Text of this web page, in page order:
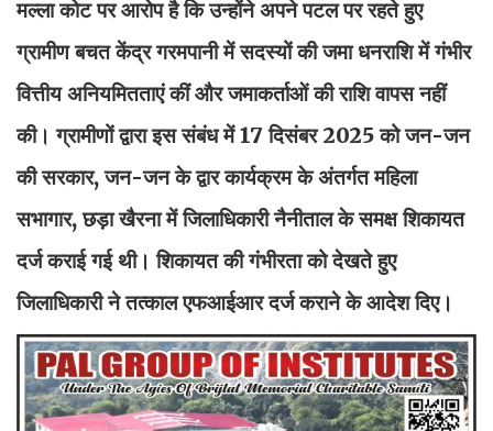
मल्ला कोट पर आरोप है कि उन्होंने अपने पटल पर रहते हुए
ग्रामीण बचत केंद्र गरमपानी में सदस्यों की जमा धनराशि में गंभीर
वित्तीय अनियमितताएं कीं और जमाकर्ताओं की राशि वापस नहीं
की। ग्रामीणों द्वारा इस संबंध में 17 दिसंबर 2025 को जन-जन
की सरकार, जन-जन के द्वार कार्यक्रम के अंतर्गत महिला
सभागार, छड़ा खैरना में जिलाधिकारी नैनीताल के समक्ष शिकायत
दर्ज कराई गई थी। शिकायत की गंभीरता को देखते हुए
जिलाधिकारी ने तत्काल एफआईआर दर्ज कराने के आदेश दिए।